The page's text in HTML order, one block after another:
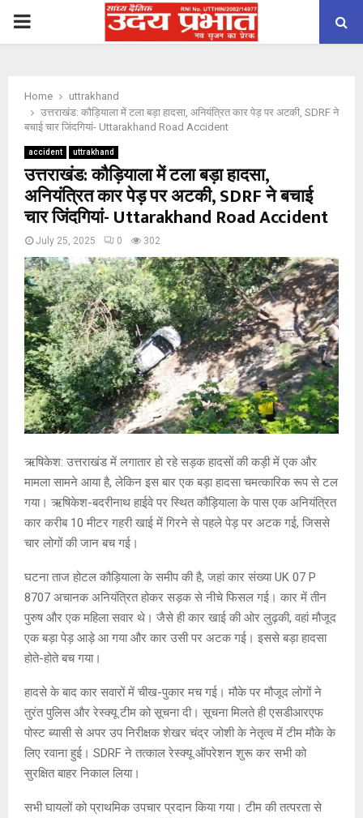
PRIMARY
Home
uttrakhand
उत्तराखंड: कौड़ियाला में टला बड़ा हादसा, अनियंत्रित कार पेड़ पर अटकी, SDRF ने
बचाई चार जिंदगियां- Uttarakhand Road Accident
accident uttrakhand
उत्तराखंड: कौड़ियाला में टला बड़ा हादसा,
अनियंत्रित कार पेड़ पर अटकी, SDRF ने बचाई
चार जिंदगियां- Uttarakhand Road Accident
July 25, 2025 0 302
ऋषिकेश: उत्तराखंड में लगातार हो रहे सड़क हादसों की कड़ी में एक और
मामला सामने आया है, लेकिन इस बार एक बड़ा हादसा चमत्कारिक रूप से टल
गया। ऋषिकेश-बदरीनाथ हाईवे पर स्थित कौड़ियाला के पास एक अनियंत्रित
कार करीब 10 मीटर गहरी खाई में गिरने से पहले पेड़ पर अटक गई, जिससे
चार लोगों की जान बच गई।
घटना ताज होटल कौड़ियाला के समीप की है, जहां कार संख्या UK 07 P
8707 अचानक अनियंत्रित होकर सड़क से नीचे फिसल गई। कार में तीन
पुरुष और एक महिला सवार थे। जैसे ही कार खाई की ओर लुढ़की, वहां मौजूद
एक बड़ा पेड़ आड़े आ गया और कार उसी पर अटक गई। इससे बड़ा हादसा
होते-होते बच गया।
हादसे के बाद कार सवारों में चीख-पुकार मच गई। मौके पर मौजूद लोगों ने
तुरंत पुलिस और रेस्क्यू टीम को सूचना दी। सूचना मिलते ही एसडीआरएफ
पोस्ट ब्यासी से अपर उप निरीक्षक शेखर चंद्र जोशी के नेतृत्व में टीम मौके के
लिए रवाना हुई। SDRF ने तत्काल रेस्क्यू ऑपरेशन शुरू कर सभी को
सुरक्षित बाहर निकाल लिया।
सभी घायलों को प्राथमिक उपचार प्रदान किया गया। टीम की तत्परता से